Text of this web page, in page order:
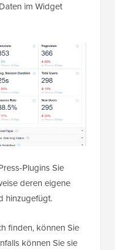
im Widget
Plugins Sie
deren eigene
hinzugefügt.
finden, können Sie
können Sie sie